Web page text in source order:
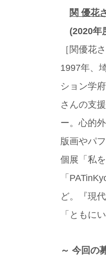
関 優花
(2020年
［関優花
1997年、
ション学
さんの支
ー。心的
版画やパ
個展「私
「
ど。『現
「ともに
～ 今回の